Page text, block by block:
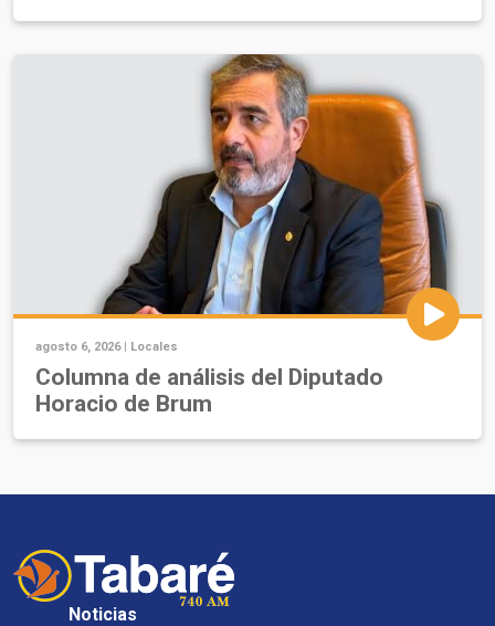
agosto 6, 2026 | Locales
Columna de análisis del Diputado
Horacio de Brum
Noticias